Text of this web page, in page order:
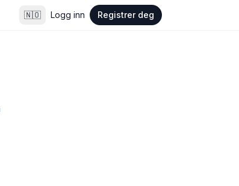
🇳🇴 Logg inn Registrer deg